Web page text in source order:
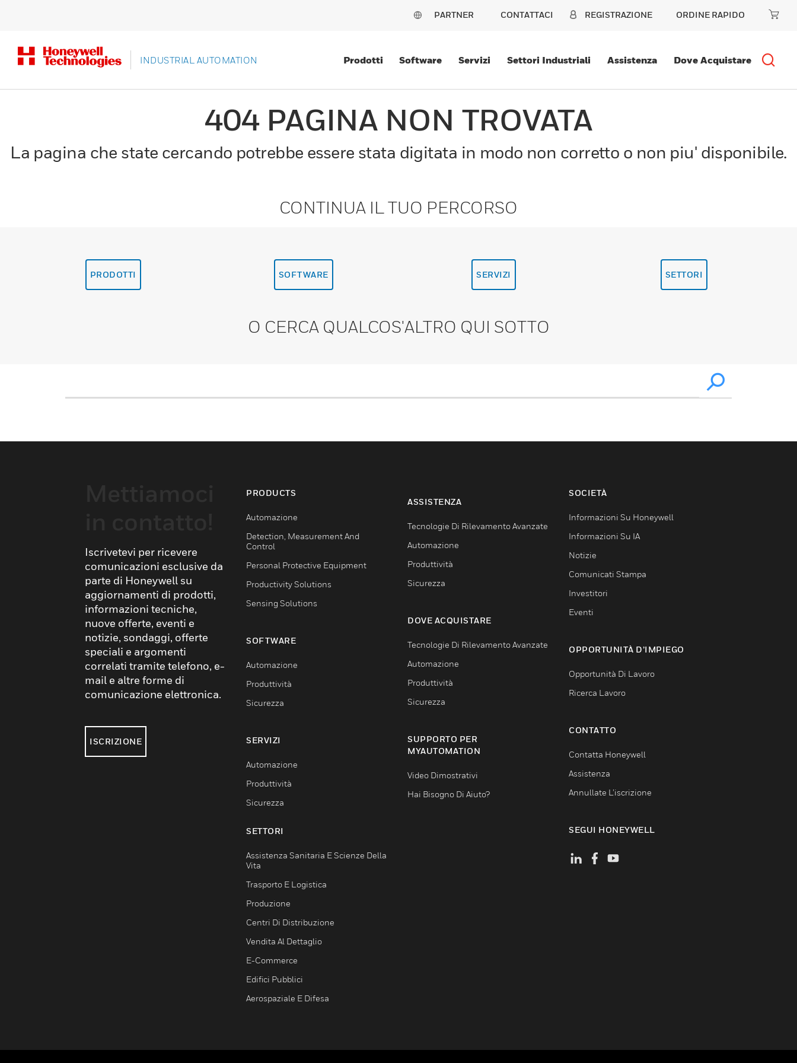
PARTNER CONTATTACI REGISTRAZIONE ORDINE RAPIDO
INDUSTRIAL AUTOMATION Prodotti Software Servizi Settori Industriali Assistenza Dove Acquistare
404 PAGINA NON TROVATA
La pagina che state cercando potrebbe essere stata digitata in modo non corretto o non piu' disponibile.
CONTINUA IL TUO PERCORSO
PRODOTTI SOFTWARE SERVIZI SETTORI
O CERCA QUALCOS'ALTRO QUI SOTTO
Iscrivetevi per ricevere
comunicazioni esclusive da
parte di Honeywell su
aggiornamenti di prodotti,
informazioni tecniche,
nuove offerte, eventi e
notizie, sondaggi, offerte
speciali e argomenti
correlati tramite telefono, e-
mail e altre forme di
comunicazione elettronica.
ISCRIZIONE
PRODUCTS
Automazione
Detection, Measurement And
Control
Personal Protective Equipment
Productivity Solutions
Sensing Solutions
SOFTWARE
Automazione
Produttività
Sicurezza
SERVIZI
Automazione
Produttività
Sicurezza
SETTORI
Assistenza Sanitaria E Scienze Della
Vita
Trasporto E Logistica
Produzione
Centri Di Distribuzione
Vendita Al Dettaglio
E-Commerce
Edifici Pubblici
Aerospaziale E Difesa
ASSISTENZA
Tecnologie Di Rilevamento Avanzate
Automazione
Produttività
Sicurezza
DOVE ACQUISTARE
Tecnologie Di Rilevamento Avanzate
Automazione
Produttività
Sicurezza
SUPPORTO PER
MYAUTOMATION
Video Dimostrativi
Hai Bisogno Di Aiuto?
SOCIETÀ
Informazioni Su Honeywell
Informazioni Su IA
Notizie
Comunicati Stampa
Investitori
Eventi
OPPORTUNITÀ D’IMPIEGO
Opportunità Di Lavoro
Ricerca Lavoro
CONTATTO
Contatta Honeywell
Assistenza
Annullate L’iscrizione
SEGUI HONEYWELL